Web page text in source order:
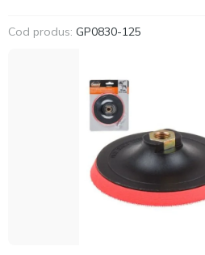
Cod produs: GP0830-125